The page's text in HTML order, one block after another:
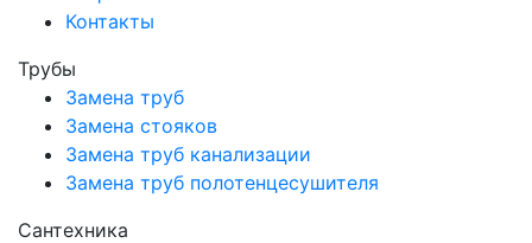
Контакты
Трубы
Замена труб
Замена стояков
Замена труб канализации
Замена труб полотенцесушителя
Сантехника